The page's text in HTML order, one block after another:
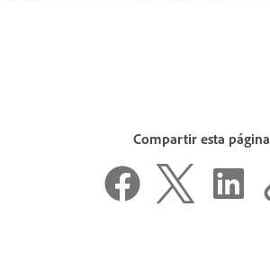
Compartir esta página